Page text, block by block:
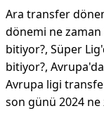
Ara transfer
dönemi ne zaman
bitiyor?, Süper
bitiyor?,
Avrupa ligi
son günü 2024 ne